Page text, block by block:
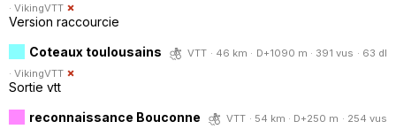
· VikingVTT
Version raccourcie
Coteaux toulousains
VTT · 46 km · D+1090 m · 391 vus · 63 dl
· VikingVTT
Sortie vtt
reconnaissance Bouconne
VTT · 54 km · D+250 m · 254 vus